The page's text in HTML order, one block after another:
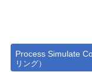
Process Simulate
リング）